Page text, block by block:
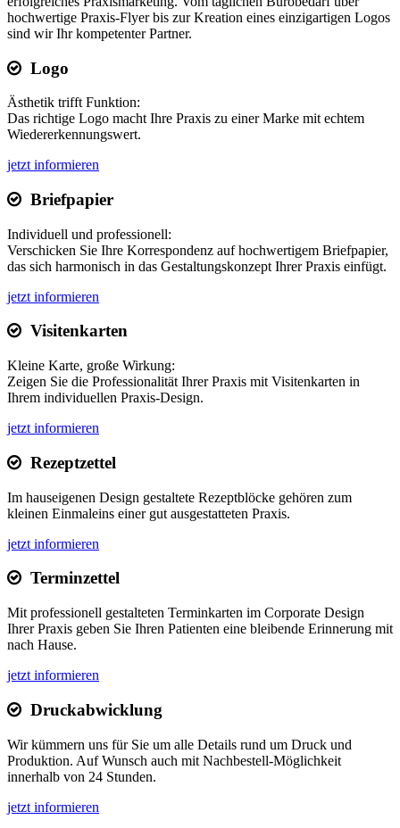
hochwertige Praxis-Flyer bis zur Kreation eines einzigartigen Logos
sind wir Ihr kompetenter Partner.
Logo
Ästhetik trifft Funktion:
Das richtige Logo macht Ihre Praxis zu einer Marke mit echtem
Wiedererkennungswert.
jetzt informieren
Briefpapier
Individuell und professionell:
Verschicken Sie Ihre Korrespondenz auf hochwertigem Briefpapier,
das sich harmonisch in das Gestaltungskonzept Ihrer Praxis einfügt.
jetzt informieren
Visitenkarten
Kleine Karte, große Wirkung:
Zeigen Sie die Professionalität Ihrer Praxis mit Visitenkarten in
Ihrem individuellen Praxis-Design.
jetzt informieren
Rezeptzettel
Im hauseigenen Design gestaltete Rezeptblöcke gehören zum
kleinen Einmaleins einer gut ausgestatteten Praxis.
jetzt informieren
Terminzettel
Mit professionell gestalteten Terminkarten im Corporate Design
Ihrer Praxis geben Sie Ihren Patienten eine bleibende Erinnerung mit
nach Hause.
jetzt informieren
Druckabwicklung
Wir kümmern uns für Sie um alle Details rund um Druck und
Produktion. Auf Wunsch auch mit Nachbestell-Möglichkeit
innerhalb von 24 Stunden.
jetzt informieren